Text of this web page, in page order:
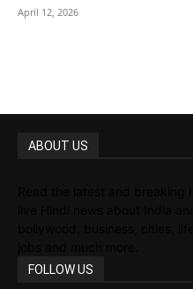
April 12, 2026
ABOUT US
FOLLOW US